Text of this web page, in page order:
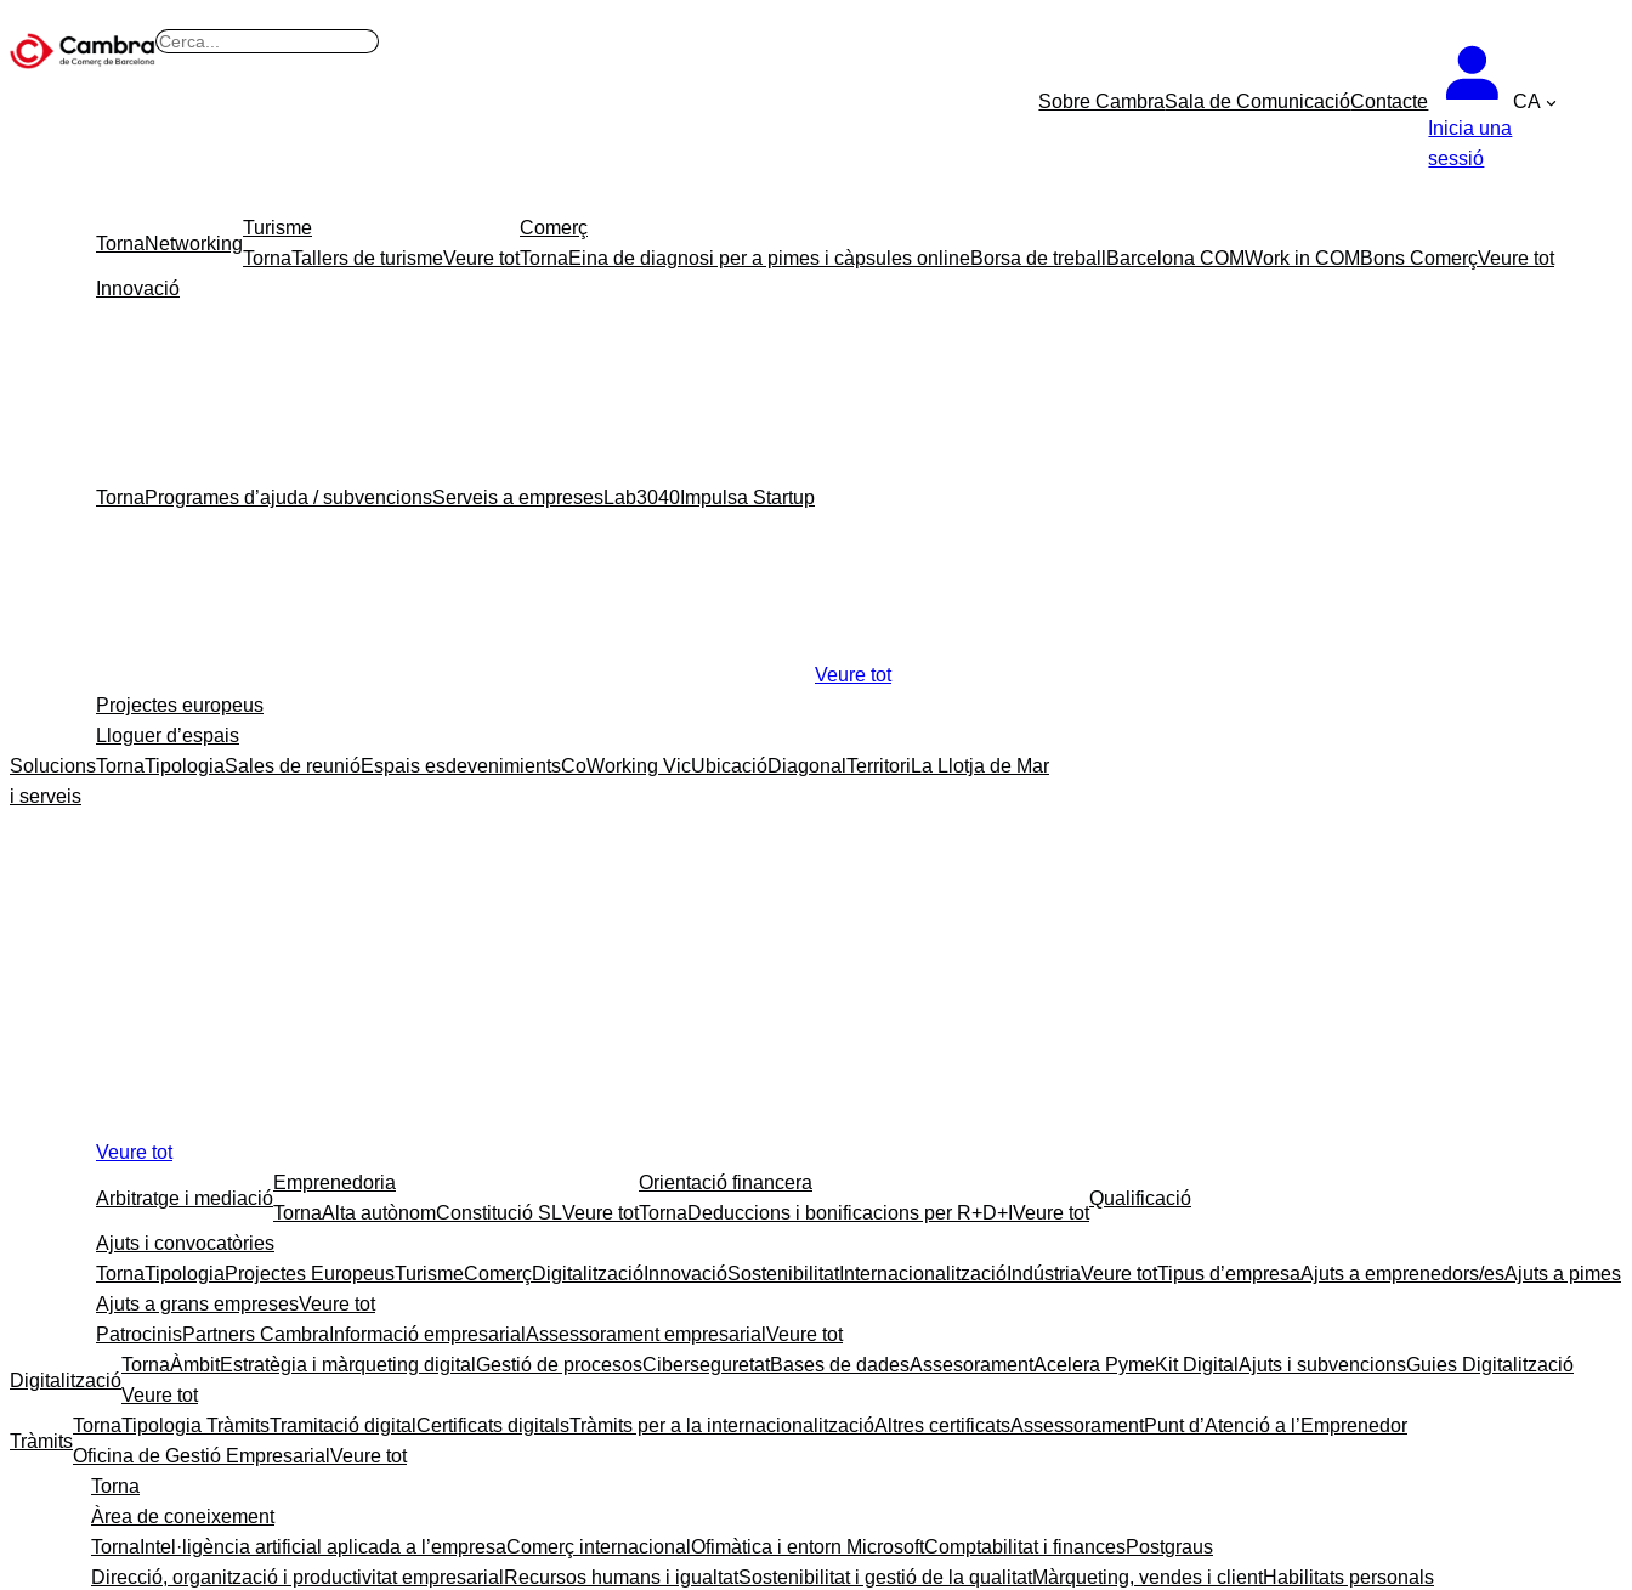
B
Sobre CambraSala de ComunicacióContacte
Inicia una
sessió
CA
Solucions
i serveis
TornaNetworking
Turisme
TornaTallers de turismeVeure tot
Comerç
TornaEina de diagnosi per a pimes i càpsules onlineBorsa de treball Barcelona COMWork in COM Bons ComerçVeure tot
Innovació
TornaProgrames d’ajuda / subvencionsServeis a empresesLab3040 Impulsa Startup
Veure tot
Projectes europeus
Lloguer d’espais
TornaTipologiaSales de reunióEspais esdevenimientsCoWorking VicUbicacióDiagonal TerritoriLa Llotja de Mar
Veure tot
Arbitratge i mediació
Emprenedoria
TornaAlta autònomConstitució SLVeure tot
Orientació financera
TornaDeduccions i bonificacions per R+D+I Veure tot
Qualificació
Ajuts i convocatòries
TornaTipologiaProjectes EuropeusTurismeComerçDigitalització InnovacióSostenibilitatInternacionalització IndústriaVeure totTipus d’empresaAjuts a emprenedors/esAjuts a pimes
Ajuts a grans empresesVeure tot
PatrocinisPartners Cambra Informació empresarial Assessorament empresarial Veure tot
Digitalització
TornaÀmbitEstratègia i màrqueting digital Gestió de procesosCiberseguretatBases de dadesAssesoramentAcelera PymeKit Digital Ajuts i subvencionsGuies Digitalització
Veure tot
Tràmits
TornaTipologia TràmitsTramitació digital Certificats digitalsTràmits per a la internacionalitzacióAltres certificatsAssessoramentPunt d’Atenció a l’Emprenedor
Oficina de Gestió Empresarial Veure tot
Torna
Àrea de coneixement
Torna Intel·ligència artificial aplicada a l’empresaComerç internacional Ofimàtica i entorn MicrosoftComptabilitat i financesPostgraus
Direcció, organització i productivitat empresarial Recursos humans i igualtatSostenibilitat i gestió de la qualitatMàrqueting, vendes i clientHabilitats personals